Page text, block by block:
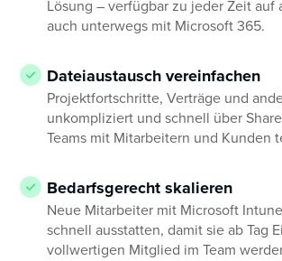
Lösung – verfügbar zu jeder Zeit auf
auch unterwegs mit Microsoft 365.
Dateiaustausch vereinfachen
Projektfortschritte, Verträge und
unkompliziert und schnell über
Teams mit Mitarbeitern und Kunden
Bedarfsgerecht skalieren
Neue Mitarbeiter mit Microsoft
schnell ausstatten, damit sie ab Tag
vollwertigen Mitglied im Team